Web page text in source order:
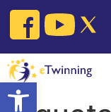
Open toolbar
Skip
content